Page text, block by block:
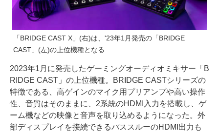
「BRIDGE CAST X」(右)は、'23年1月発売の「BRIDGE
CAST」(左)の上位機種となる
2023年1月に発売したゲーミングオーディオミキサー「B
RIDGE CAST」の上位機種。BRIDGE CASTシリーズの
特徴である、高ゲインのマイク用プリアンプや高い操作
性、音質はそのままに、2系統のHDMI入力を搭載し、ゲ
ーム機などの映像と音声を取り込めるようになった。外
部ディスプレイを接続できるパススルーのHDMI出力も